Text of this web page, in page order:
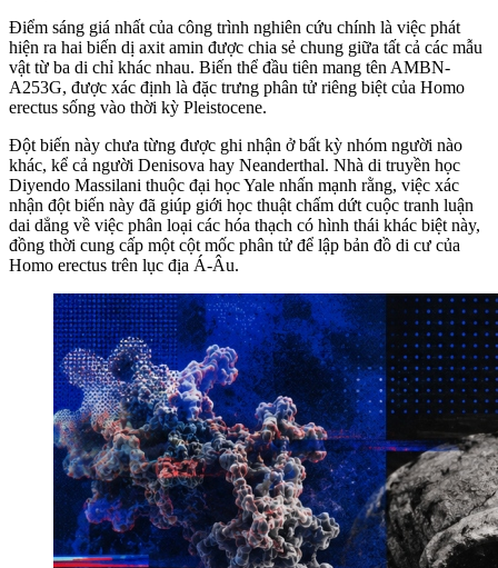
Điểm sáng giá nhất của công trình nghiên cứu chính là việc phát
hiện ra hai biến dị axit amin được chia sẻ chung giữa tất cả các mẫu
vật từ ba di chỉ khác nhau. Biến thể đầu tiên mang tên AMBN-
A253G, được xác định là đặc trưng phân tử riêng biệt của Homo
erectus sống vào thời kỳ Pleistocene.
Đột biến này chưa từng được ghi nhận ở bất kỳ nhóm người nào
khác, kể cả người Denisova hay Neanderthal. Nhà di truyền học
Diyendo Massilani thuộc đại học Yale nhấn mạnh rằng, việc xác
nhận đột biến này đã giúp giới học thuật chấm dứt cuộc tranh luận
dai dẳng về việc phân loại các hóa thạch có hình thái khác biệt này,
đồng thời cung cấp một cột mốc phân tử để lập bản đồ di cư của
Homo erectus trên lục địa Á-Âu.